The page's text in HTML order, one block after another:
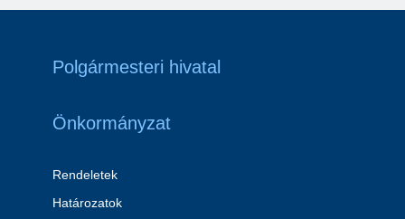
Polgármesteri hivatal
Önkormányzat
Rendeletek
Határozatok